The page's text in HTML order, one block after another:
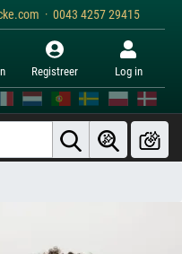
· 0043 4257 29415
Registreer Log in